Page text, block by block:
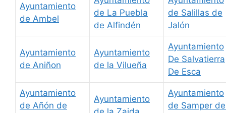
Ayuntamiento
de Ambel
de La Puebla
de Alfindén
de Salillas de
Jalón
Ayuntamiento
de Aniñon
Ayuntamiento
de la Vilueña
Ayuntamiento
De Salvatierra
De Esca
Ayuntamiento
de Añón de
Ayuntamiento
Ayuntamiento
de Samper